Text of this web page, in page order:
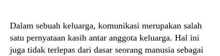
Dalam sebuah keluarga, komunikasi merupakan salah
satu pernyataan kasih antar anggota keluarga. Hal ini
juga tidak terlepas dari dasar seorang manusia sebagai